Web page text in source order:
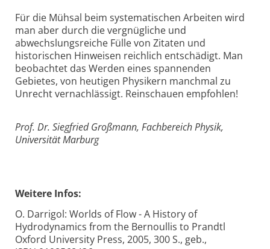
Für die Mühsal beim systematischen Arbeiten wird
man aber durch die vergnügliche und
abwechslungsreiche Fülle von Zitaten und
historischen Hinweisen reichlich entschädigt. Man
beobachtet das Werden eines spannenden
Gebietes, von heutigen Physikern manchmal zu
Unrecht vernachlässigt. Reinschauen empfohlen!
Prof. Dr. Siegfried Großmann, Fachbereich Physik,
Universität Marburg
Weitere Infos:
O. Darrigol: Worlds of Flow - A History of
Hydrodynamics from the Bernoullis to Prandtl
Oxford University Press, 2005, 300 S., geb.,